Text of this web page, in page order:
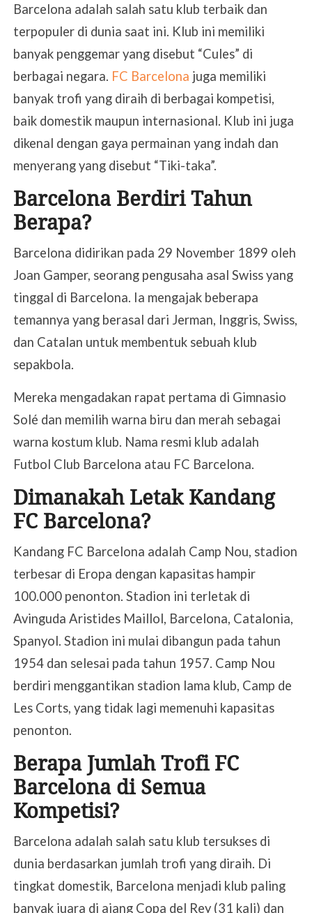
Barcelona adalah salah satu klub terbaik dan
terpopuler di dunia saat ini. Klub ini memiliki
banyak penggemar yang disebut “Cules” di
berbagai negara. FC Barcelona juga memiliki
banyak trofi yang diraih di berbagai kompetisi,
baik domestik maupun internasional. Klub ini juga
dikenal dengan gaya permainan yang indah dan
menyerang yang disebut “Tiki-taka”.
Barcelona Berdiri Tahun
Berapa?
Barcelona didirikan pada 29 November 1899 oleh
Joan Gamper, seorang pengusaha asal Swiss yang
tinggal di Barcelona. Ia mengajak beberapa
temannya yang berasal dari Jerman, Inggris, Swiss,
dan Catalan untuk membentuk sebuah klub
sepakbola.
Mereka mengadakan rapat pertama di Gimnasio
Solé dan memilih warna biru dan merah sebagai
warna kostum klub. Nama resmi klub adalah
Futbol Club Barcelona atau FC Barcelona.
Dimanakah Letak Kandang
FC Barcelona?
Kandang FC Barcelona adalah Camp Nou, stadion
terbesar di Eropa dengan kapasitas hampir
100.000 penonton. Stadion ini terletak di
Avinguda Aristides Maillol, Barcelona, Catalonia,
Spanyol. Stadion ini mulai dibangun pada tahun
1954 dan selesai pada tahun 1957. Camp Nou
berdiri menggantikan stadion lama klub, Camp de
Les Corts, yang tidak lagi memenuhi kapasitas
penonton.
Berapa Jumlah Trofi FC
Barcelona di Semua
Kompetisi?
Barcelona adalah salah satu klub tersukses di
dunia berdasarkan jumlah trofi yang diraih. Di
tingkat domestik, Barcelona menjadi klub paling
banyak juara di ajang Copa del Rey (31 kali) dan